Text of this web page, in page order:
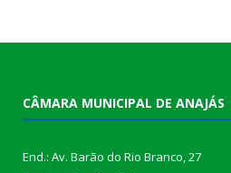
CÂMARA MUNICIPAL DE ANAJÁS
End.: Av. Barão do Rio Branco, 27